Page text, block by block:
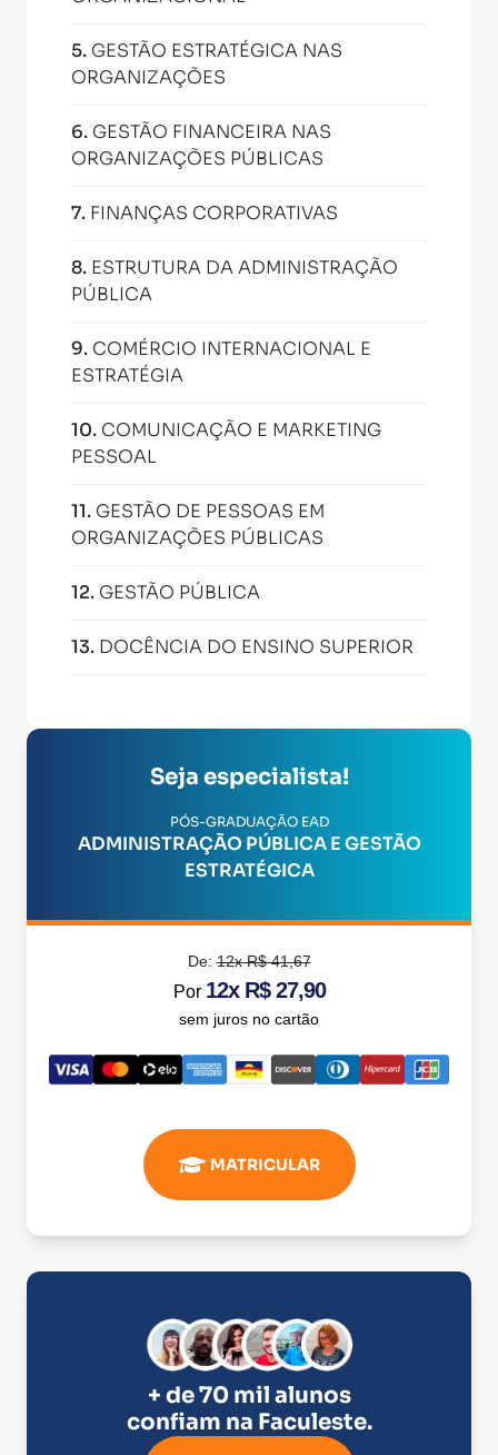
5. GESTÃO ESTRATÉGICA NAS
ORGANIZAÇÕES
6. GESTÃO FINANCEIRA NAS
ORGANIZAÇÕES PÚBLICAS
7. FINANÇAS CORPORATIVAS
8. ESTRUTURA DA ADMINISTRAÇÃO
PÚBLICA
9. COMÉRCIO INTERNACIONAL E
ESTRATÉGIA
10. COMUNICAÇÃO E MARKETING
PESSOAL
11. GESTÃO DE PESSOAS EM
ORGANIZAÇÕES PÚBLICAS
12. GESTÃO PÚBLICA
13. DOCÊNCIA DO ENSINO SUPERIOR
Seja especialista!
PÓS-GRADUAÇÃO EAD
ADMINISTRAÇÃO PÚBLICA E GESTÃO
ESTRATÉGICA
De:12x R$ 41,67
Por 12x R$ 27,90
sem juros no cartão
MATRICULAR
+ de 70 mil alunos
confiam na Faculeste.